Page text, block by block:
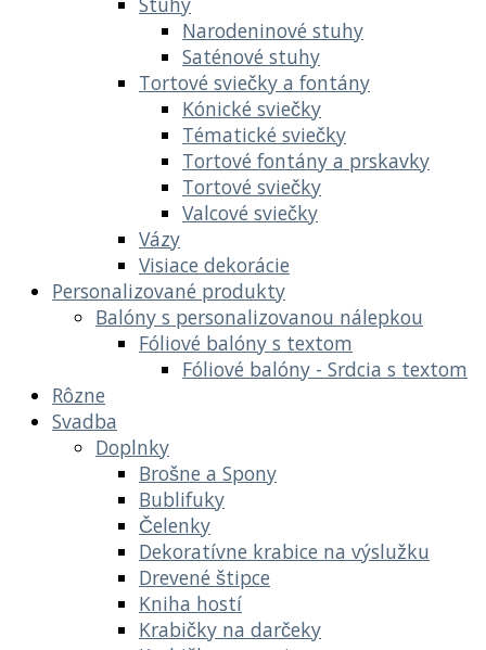
Narodeninové stuhy
Saténové stuhy
Tortové sviečky a fontány
Kónické sviečky
Tématické sviečky
Tortové fontány a prskavky
Tortové sviečky
Valcové sviečky
Vázy
Visiace dekorácie
Personalizované produkty
Balóny s personalizovanou nálepkou
Fóliové balóny s textom
Fóliové balóny - Srdcia s textom
Rôzne
Svadba
Doplnky
Brošne a Spony
Bublifuky
Čelenky
Dekoratívne krabice na výslužku
Drevené štipce
Kniha hostí
Krabičky na darčeky